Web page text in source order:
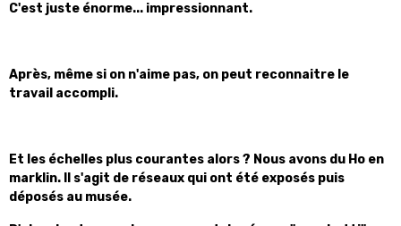
C'est juste énorme... impressionnant.
Après, même si on n'aime pas, on peut reconnaitre le
travail accompli.
Et les échelles plus courantes alors ? Nous avons du Ho en
marklin. Il s'agit de réseaux qui ont été exposés puis
déposés au musée.